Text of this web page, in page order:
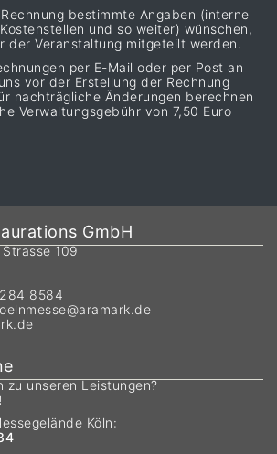
bestimmte Angaben (interne
und so weiter) wünschen,
der Veranstaltung mitgeteilt werden.
per E-Mail oder per Post an
vor der Erstellung der Rechnung
nachträgliche Änderungen berechnen
Verwaltungsgebühr von 7,50 Euro
GmbH
109
8584
zu unseren Leistungen?
Köln: